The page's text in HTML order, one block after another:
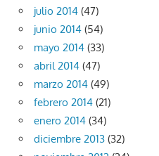
julio 2014 (47)
junio 2014 (54)
mayo 2014 (33)
abril 2014 (47)
marzo 2014 (49)
febrero 2014 (21)
enero 2014 (34)
diciembre 2013 (32)